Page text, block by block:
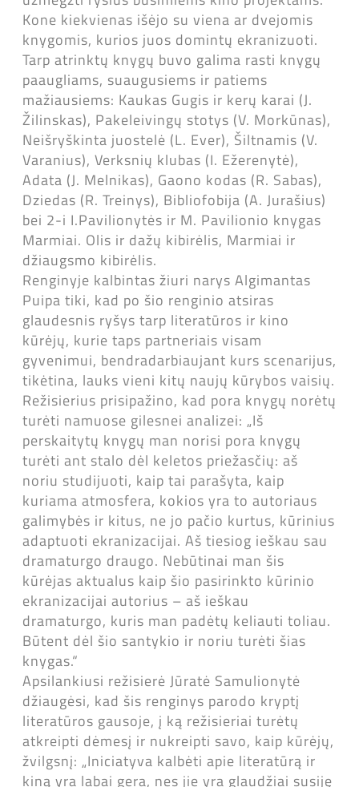
Kone kiekvienas išėjo su viena ar dvejomis
knygomis, kurios juos domintų ekranizuoti.
Tarp atrinktų knygų buvo galima rasti knygų
paaugliams, suaugusiems ir patiems
mažiausiems: Kaukas Gugis ir kerų karai (J.
Žilinskas), Pakeleivingų stotys (V. Morkūnas),
Neišryškinta juostelė (L. Ever), Šiltnamis (V.
Varanius), Verksnių klubas (I. Ežerenytė),
Adata (J. Melnikas), Gaono kodas (R. Sabas),
Dziedas (R. Treinys), Bibliofobija (A. Jurašius)
bei 2-i I.Pavilionytės ir M. Pavilionio knygas
Marmiai. Olis ir dažų kibirėlis, Marmiai ir
džiaugsmo kibirėlis.
Renginyje kalbintas žiuri narys Algimantas
Puipa tiki, kad po šio renginio atsiras
glaudesnis ryšys tarp literatūros ir kino
kūrėjų, kurie taps partneriais visam
gyvenimui, bendradarbiaujant kurs scenarijus,
tikėtina, lauks vieni kitų naujų kūrybos vaisių.
Režisierius prisipažino, kad pora knygų norėtų
turėti namuose gilesnei analizei: „Iš
perskaitytų knygų man norisi pora knygų
turėti ant stalo dėl keletos priežasčių: aš
noriu studijuoti, kaip tai parašyta, kaip
kuriama atmosfera, kokios yra to autoriaus
galimybės ir kitus, ne jo pačio kurtus, kūrinius
adaptuoti ekranizacijai. Aš tiesiog ieškau sau
dramaturgo draugo. Nebūtinai man šis
kūrėjas aktualus kaip šio pasirinkto kūrinio
ekranizacijai autorius – aš ieškau
dramaturgo, kuris man padėtų keliauti toliau.
Būtent dėl šio santykio ir noriu turėti šias
knygas.“
Apsilankiusi režisierė Jūratė Samulionytė
džiaugėsi, kad šis renginys parodo kryptį
literatūros gausoje, į ką režisieriai turėtų
atkreipti dėmesį ir nukreipti savo, kaip kūrėjų,
žvilgsnį: „Iniciatyva kalbėti apie literatūrą ir
kiną yra labai gera, nes jie yra glaudžiai susiję